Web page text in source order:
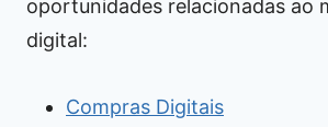
oportunidades relacionadas ao
digital:
Compras Digitais